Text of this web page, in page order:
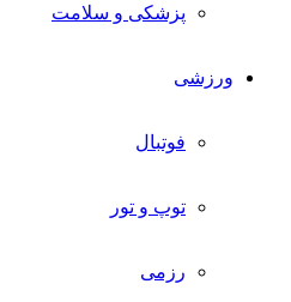
پزشکی و سلامت
ورزشی
فوتبال
توپ و تور
رزمی